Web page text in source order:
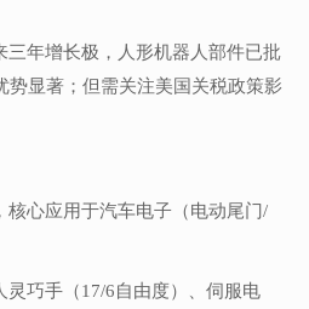
三年增长极，人形机器人部件已批
势显著；但需关注美国关税政策影
核心应用于汽车电子（电动尾门/
灵巧手（17/6自由度）、伺服电